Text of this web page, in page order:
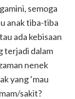
semoga
anak tiba-tiba
ada kebisaan
terjadi dalam
nenek
yang ‘mau
sakit?